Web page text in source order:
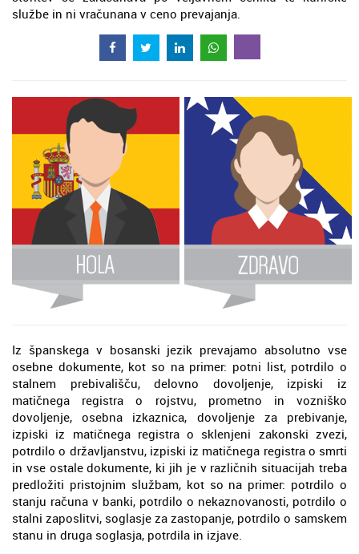
službe in ni vračunana v ceno prevajanja.
Iz španskega v bosanski jezik prevajamo absolutno vse
osebne dokumente, kot so na primer: potni list, potrdilo o
stalnem prebivališču, delovno dovoljenje, izpiski iz
matičnega registra o rojstvu, prometno in vozniško
dovoljenje, osebna izkaznica, dovoljenje za prebivanje,
izpiski iz matičnega registra o sklenjeni zakonski zvezi,
potrdilo o državljanstvu, izpiski iz matičnega registra o smrti
in vse ostale dokumente, ki jih je v različnih situacijah treba
predložiti pristojnim službam, kot so na primer: potrdilo o
stanju računa v banki, potrdilo o nekaznovanosti, potrdilo o
stalni zaposlitvi, soglasje za zastopanje, potrdilo o samskem
stanu in druga soglasja, potrdila in izjave.